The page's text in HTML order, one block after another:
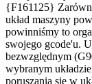
{F161125}
układ maszyny
powinniśmy to
swojego gcode'u.
bezwzględnym
wybranym
poruszania się w